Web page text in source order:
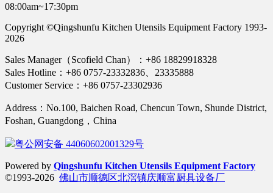
08:00am~17:30pm
Copyright ©Qingshunfu Kitchen Utensils Equipment Factory 1993-
2026
Sales Manager（Scofield Chan）：+86 18829918328
Sales Hotline：+86 0757-23332836、23335888
Customer Service：+86 0757-23302936
Address：No.100, Baichen Road, Chencun Town, Shunde District,
Foshan, Guangdong，China
粤公网安备 44060602001329号
Powered by Qingshunfu Kitchen Utensils Equipment Factory
©1993-2026 佛山市顺德区北滘镇庆顺富厨具设备厂